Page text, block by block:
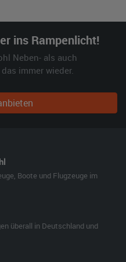
ins Rampenlicht!
Neben- als auch
immer wieder.
Boote und Flugzeuge im
überall in Deutschland und